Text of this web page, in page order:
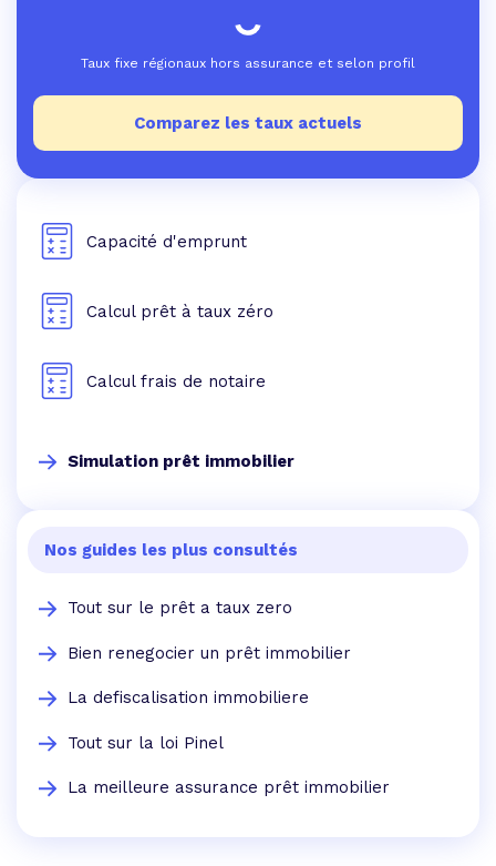
Taux fixe régionaux hors assurance et selon profil
Comparez les taux actuels
Capacité d'emprunt
Calcul prêt à taux zéro
Calcul frais de notaire
Simulation prêt immobilier
Nos guides les plus consultés
Tout sur le prêt a taux zero
Bien renegocier un prêt immobilier
La defiscalisation immobiliere
Tout sur la loi Pinel
La meilleure assurance prêt immobilier